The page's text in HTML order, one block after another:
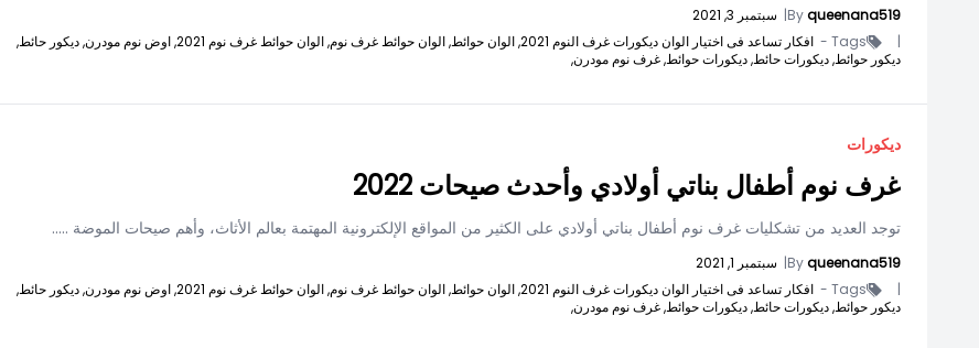
Byqueenana519
| سبتمبر 3, 2021
|
Tags - افكار تساعد فى اختيار الوان ديكورات غرف النوم 2021, الوان حوائط,الوان حوائط غرف نوم,الوان حوائط غرف نوم 2021, اوض نوم مودرن,ديكور حائط,
ديكور حوائط,ديكورات حائط,ديكورات حوائط,غرف نوم مودرن,
ديكورات
غرف نوم أطفال بناتي أولادي وأحدث صيحات 2022
توجد العديد من تشكليات غرف نوم أطفال بناتي أولادي على الكثير من المواقع الإلكترونية المهتمة بعالم الأثاث، وأهم صيحات الموضة .....
Byqueenana519
| سبتمبر 1, 2021
|
Tags - افكار تساعد فى اختيار الوان ديكورات غرف النوم 2021, الوان حوائط,الوان حوائط غرف نوم,الوان حوائط غرف نوم 2021, اوض نوم مودرن,ديكور حائط,
ديكور حوائط,ديكورات حائط,ديكورات حوائط,غرف نوم مودرن,